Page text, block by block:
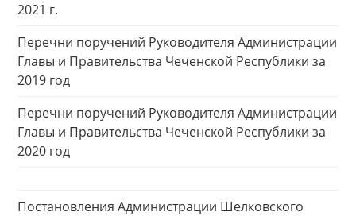
2021 г.
Перечни поручений Руководителя Администрации
Главы и Правительства Чеченской Республики за
2019 год
Перечни поручений Руководителя Администрации
Главы и Правительства Чеченской Республики за
2020 год
Постановления Администрации Шелковского